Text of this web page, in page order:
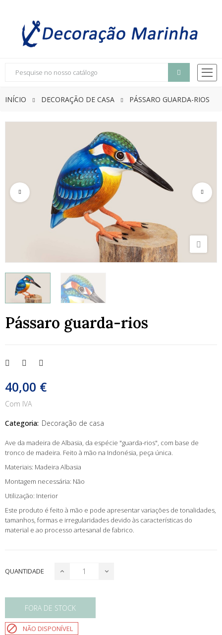
INÍCIO DECORAÇÃO DE CASA PÁSSARO GUARDA-RIOS
Pássaro guarda-rios
40,00 €
Com IVA
Categoria: Decoração de casa
Ave da madeira de Albasia, da espécie "guarda-rios", com base de
tronco de madeira. Feito à mão na Indonésia, peça única.
Materiais: Madeira Albasia
Montagem necessária: Não
Utilização: Interior
Este produto é feito à mão e pode apresentar variações de tonalidades,
tamanhos, formas e irregularidades devido às características do
material e ao processo artesanal de fabrico.
QUANTIDADE
FORA DE STOCK
 NÃO DISPONÍVEL